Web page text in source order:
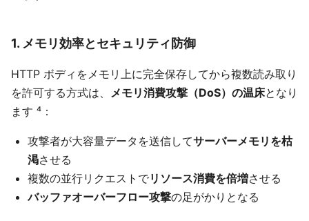
1. メモリ効率とセキュリティ防御
HTTP ボディをメモリ上に完全保存してから複数読み取り
を許可する方式は、 メモリ消費攻撃（DoS）の温床となり
ます ⁴：
攻撃者が大容量データを送信してサーバーメモリを枯
渇させる
複数の並行リクエストでリソース消費を倍増させる
バッファオーバーフロー攻撃の足がかりとなる